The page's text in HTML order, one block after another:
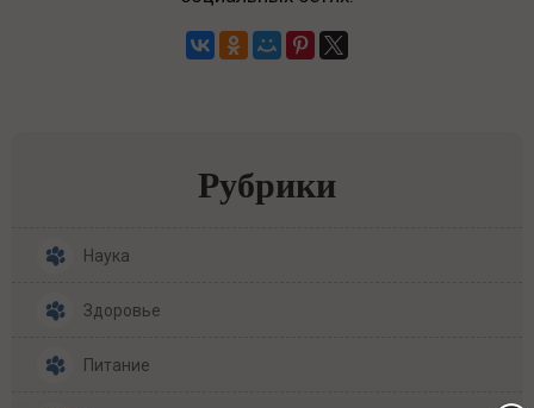
Рубрики
Наука
Здоровье
Питание